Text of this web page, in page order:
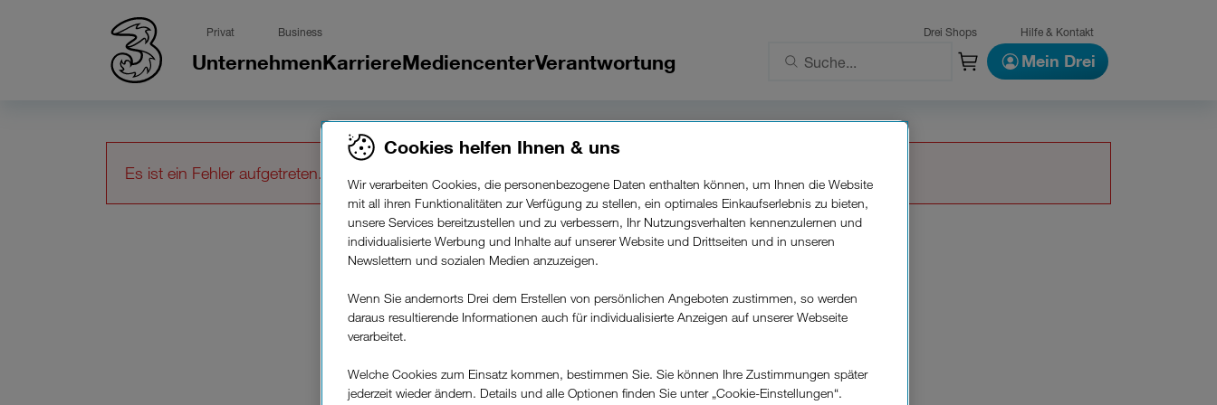
Privat Business Drei Shops Hilfe & Kontakt
UnternehmenKarriereMediencenterVerantwortung Mein Drei
Es ist ein Fehler aufgetreten.
Zurück zur Jobübersicht
Cookies helfen Ihnen & uns
Wir verarbeiten Cookies, die personenbezogene Daten enthalten können, um Ihnen die Website
mit all ihren Funktionalitäten zur Verfügung zu stellen, ein optimales Einkaufserlebnis zu bieten,
unsere Services bereitzustellen und zu verbessern, Ihr Nutzungsverhalten kennenzulernen und
individualisierte Werbung und Inhalte auf unserer Website und Drittseiten und in unseren
Newslettern und sozialen Medien anzuzeigen.
Wenn Sie andernorts Drei dem Erstellen von persönlichen Angeboten zustimmen, so werden
daraus resultierende Informationen auch für individualisierte Anzeigen auf unserer Webseite
verarbeitet.
Welche Cookies zum Einsatz kommen, bestimmen Sie. Sie können Ihre Zustimmungen später
jederzeit wieder ändern. Details und alle Optionen finden Sie unter „Cookie-Einstellungen“.